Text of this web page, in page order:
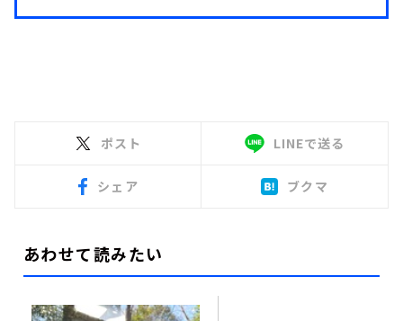
ポスト LINEで送る
シェア ブクマ
あわせて読みたい